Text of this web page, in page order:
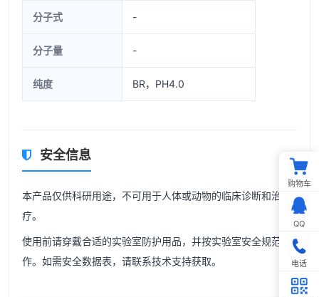
分子式 -
分子量 -
纯度 BR，PH4.0
安全信息
本产品仅供科研用途，不可用于人体或动物的临床诊断和治
疗。
使用前请穿戴合适的实验室防护用品，并按实验室安全规范操
作。如需安全数据表，请联系技术支持获取。
购物车
QQ
电话